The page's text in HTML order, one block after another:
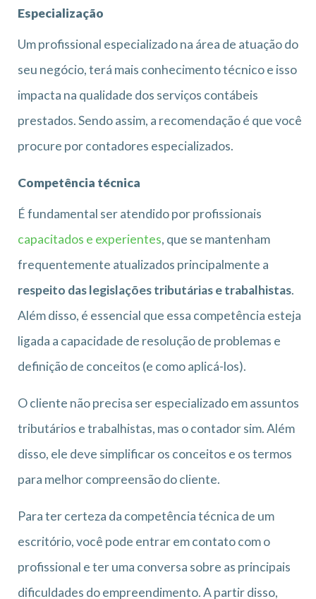
Especialização
Um profissional especializado na área de atuação do
seu negócio, terá mais conhecimento técnico e isso
impacta na qualidade dos serviços contábeis
prestados. Sendo assim, a recomendação é que você
procure por contadores especializados.
Competência técnica
É fundamental ser atendido por profissionais
capacitados e experientes, que se mantenham
frequentemente atualizados principalmente a
respeito das legislações tributárias e trabalhistas.
Além disso, é essencial que essa competência esteja
ligada a capacidade de resolução de problemas e
definição de conceitos (e como aplicá-los).
O cliente não precisa ser especializado em assuntos
tributários e trabalhistas, mas o contador sim. Além
disso, ele deve simplificar os conceitos e os termos
para melhor compreensão do cliente.
Para ter certeza da competência técnica de um
escritório, você pode entrar em contato com o
profissional e ter uma conversa sobre as principais
dificuldades do empreendimento. A partir disso,